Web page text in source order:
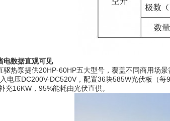
电数据直观可见
驱热泵提供20HP-60HP五大型号，覆盖不同商用场景
电压DC200V-DC520V，配置36块585W光伏板（
充16KW，95%能耗由光伏直供。